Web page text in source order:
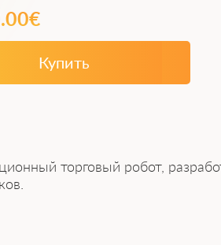
Купить
торговый робот,